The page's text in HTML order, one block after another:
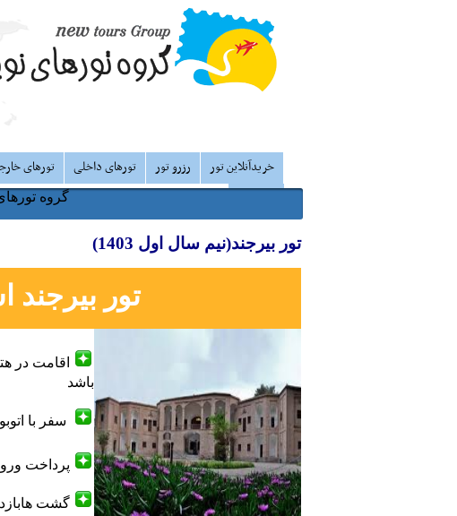
خریدآنلاین تور رزرو تور تورهای داخلی تورهای
گروه تورهای
تور بیرجند(نیم سال اول 1403)
تور بیرجند
اقامت در
باشد
سفر با
پرداخت
گشت ها